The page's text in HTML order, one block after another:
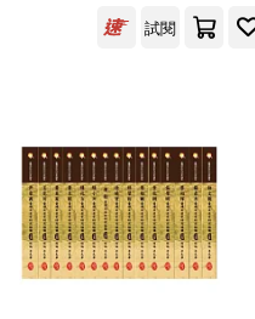
匪我思存(6)
邱言龍 聶正斌 雷振國 編著
(5)
（美）伯內特(5)
展開
世界圖書出版公司北
清華大學出版社(21)
試閱